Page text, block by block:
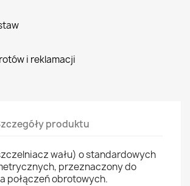
i reklamacji
produktu
wału) o standardowych
przeznaczony do
połączeń obrotowych.